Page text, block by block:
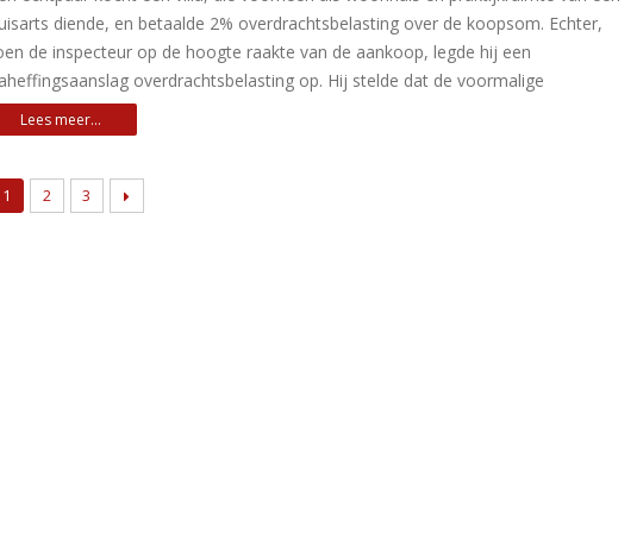
diende, en betaalde 2% overdrachtsbelasting over de koopsom. Echter,
de inspecteur op de hoogte raakte van de aankoop, legde hij een
overdrachtsbelasting op. Hij stelde dat de voormalige
1 2 3